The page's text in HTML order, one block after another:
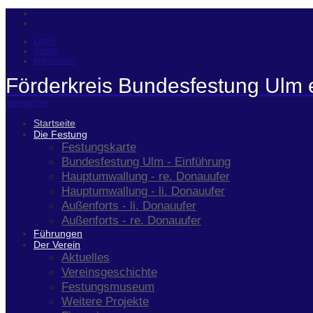
Login
Suche
Impressum
Förderkreis Bundesfestung Ulm
Navigation
Startseite
Die Festung
Festungskarte
Bundesfestung Ulm - Einführung
Hauptumwallung - re. Donauufer
Hauptumwallung - li. Donauufer
Außenforts - li. Donauufer
Außenforts - re. Donauufer
Führungen
Der Verein
Aktuelles
Vereinsgeschichte
Festungsmuseum
Weitere Projekte